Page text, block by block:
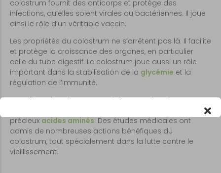
colostrum fournit des anticorps et protège des
infections, qu’elles soient virales ou bactériennes. Il joue
ainsi le rôle d’un véritable vaccin.
Les propriétés du colostrum ne s’arrêtent pas là. Il facilite
et protège la croissance des organes, en particulier
celle du tube digestif. Le colostrum joue aussi un rôle
important dans la stabilisation de la glycémie et la
régulation de l’immunité.
Par ailleurs, le colostrum est riche enantioxydantset en
précieux acides aminés. Des études médicales ont
admis de nombreuses actions bénéfiques du
colostrum, tout spécialement dans la lutte contre le
vieillissement.